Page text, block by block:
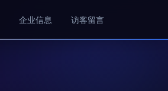
企业信息 访客留言